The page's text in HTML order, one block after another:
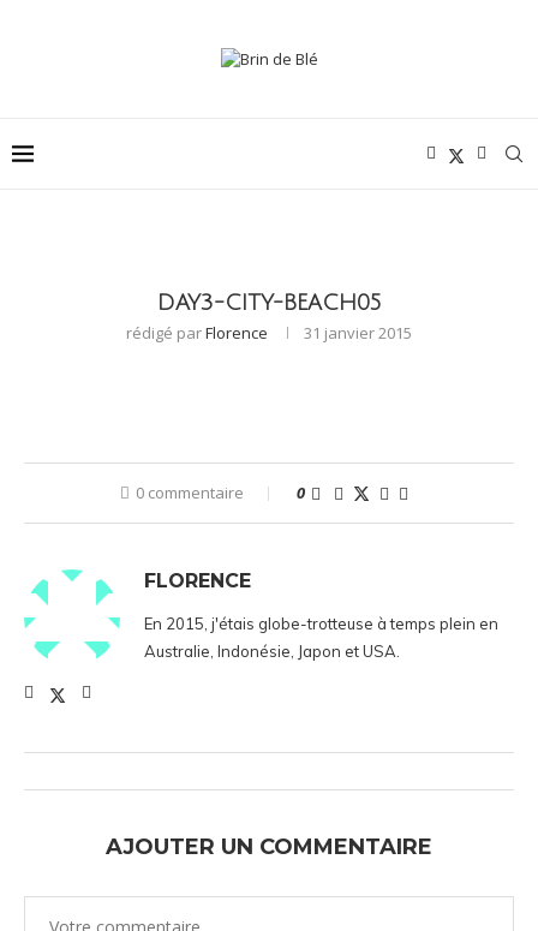
DAY3-CITY-BEACH05
rédigé parFlorence 31 janvier 2015
0 commentaire 0
FLORENCE
En 2015, j'étais globe-trotteuse à temps plein en
Australie, Indonésie, Japon et USA.
AJOUTER UN COMMENTAIRE